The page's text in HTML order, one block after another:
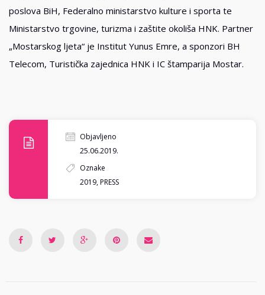
poslova BiH, Federalno ministarstvo kulture i sporta te
Ministarstvo trgovine, turizma i zaštite okoliša HNK. Partner
„Mostarskog ljeta“ je Institut Yunus Emre, a sponzori BH
Telecom, Turistička zajednica HNK i IC štamparija Mostar.
Objavljeno
25.06.2019.
Oznake
2019,PRESS